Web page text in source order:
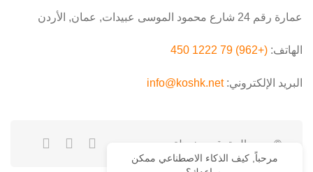
عمارة رقم 24 شارع محمود الموسى عبيدات, عمان, الأردن
الهاتف: (+962) 79 1222 450
البريد الإلكتروني:info@koshk.net
© جميع الحقوق محفوظة.
مرحباً, كيف الذكاء الاصطناعي ممكن